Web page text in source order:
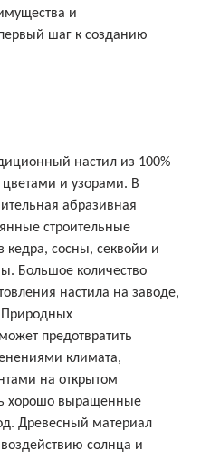
и
шаг к созданию
настил из 100%
цветами и узорами. В
абразивная
строительные
кедра, сосны, секвойи и
Большое количество
настила на заводе,
Природных
предотвратить
климата,
на открытом
хорошо выращенные
Древесный материал
солнца и